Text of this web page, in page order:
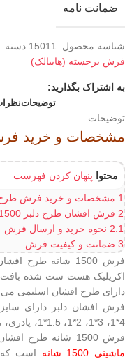
ضمانت نامه
شناسه محصول: 15011 دسته:
فرش برجسته (هایبالک)
به اشتراک بگذارید:
توضیحات
توضیحات
مشخصات و خرید فرش طرح
محتوا
پنهان کردن فهرست
1 مشخصات و خرید فرش طرح افشان
2 فرش افشان طرح دلبر 1500 شانه
2.1 نحوه خرید و ارسال فرش
3 ضمانت و کیفیت فرش
دارای طرح افشان اسلیمی
4*1، 3*1،
فرش 1500 شانه طرح افشان یکی از پرفروش‌ترین طرح‌ها بر روی
ماشینی 1500 شانه
است که